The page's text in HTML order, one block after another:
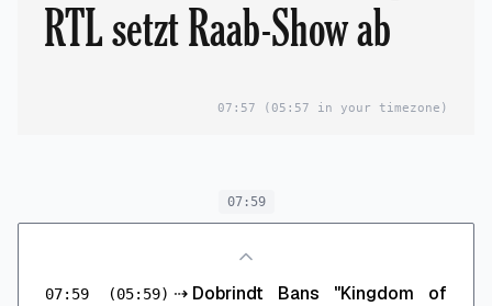
RTL setzt Raab-Show ab
07:57 (05:57 in your timezone)
07:59
07:59 (05:59) ⇢ Dobrindt Bans "Kingdom of